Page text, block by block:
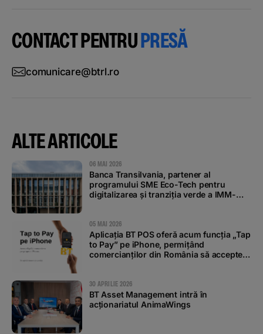
CONTACT PENTRUPRESĂ
comunicare@btrl.ro
ALTE ARTICOLE
06 MAI 2026
Banca Transilvania, partener al
programului SME Eco-Tech pentru
digitalizarea și tranziția verde a IMM-
05 MAI 2026
Aplicația BT POS oferă acum funcția „Tap
to Pay” pe iPhone, permițând
comercianților din România să accepte
30 APRILIE 2026
BT Asset Management intră în
acționariatul AnimaWings